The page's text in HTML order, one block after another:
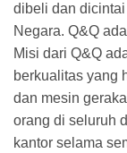
dibeli dan
Negara. Q&Q
Misi dari Q&Q
berkualitas yang
dan mesin
orang di seluruh
kantor selama